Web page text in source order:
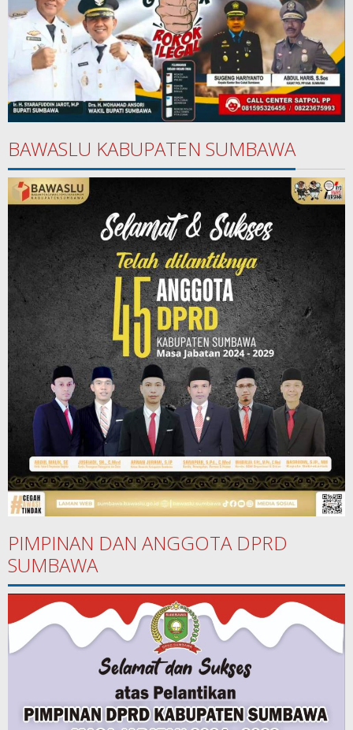
BAWASLU KABUPATEN SUMBAWA
PIMPINAN DAN ANGGOTA DPRD
SUMBAWA